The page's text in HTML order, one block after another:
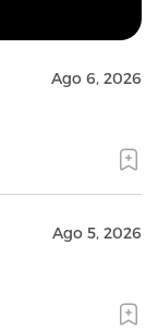
Ago 6, 2026
Ago 5, 2026